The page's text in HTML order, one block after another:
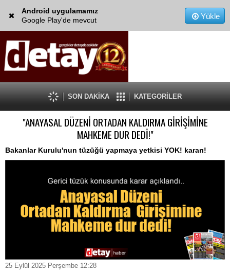
Android uygulamamız
Google Play'de mevcut
Yükle
SON DAKİKA KATEGORİLER
"ANAYASAL DÜZENİ ORTADAN KALDIRMA GİRİŞİMİNE
MAHKEME DUR DEDİ!"
Bakanlar Kurulu'nun tüzüğü yapmaya yetkisi YOK! kararı!
25 Eylül 2025 Perşembe 12:28